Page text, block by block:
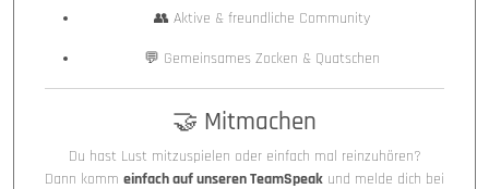
👥 Aktive & freundliche Community
💬 Gemeinsames Zocken & Quatschen
🤝 Mitmachen
Du hast Lust mitzuspielen oder einfach mal reinzuhören?
Dann komm einfach auf unseren TeamSpeak und melde dich bei